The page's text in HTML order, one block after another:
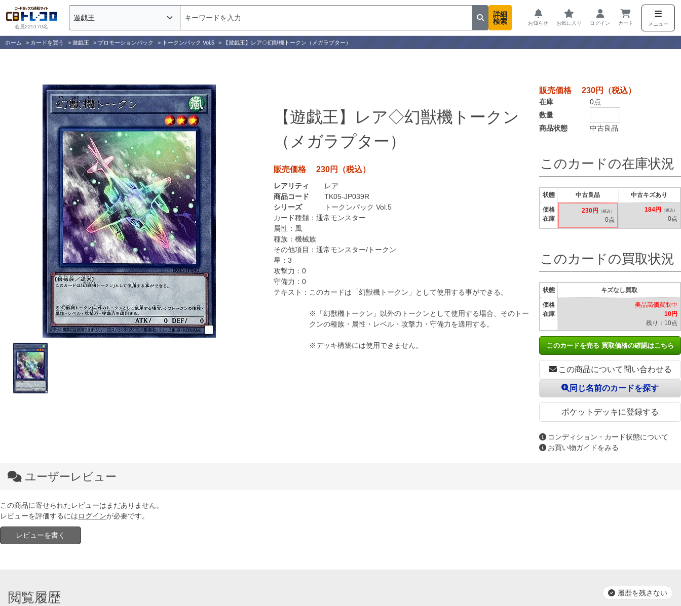
会員225170名
詳細
検索
お知らせ お気に入り ログイン カート メニュー
ホーム > カードを買う > 遊戯王 > プロモーションパック > トークンパック Vol.5 > 【遊戯王】レア◇幻獣機トークン（メガラプター）
【遊戯王】レア◇幻獣機トークン
（メガラプター）
販売価格 230円（税込）
レアリティ
レア
商品コード
TK05-JP039R
シリーズ
トークンパック Vol.5
カード種類： 通常モンスター
属性： 風
種族： 機械族
その他項目： 通常モンスター/トークン
星： 3
攻撃力： 0
守備力： 0
テキスト： このカードは「幻獣機トークン」として使用する事ができる。
※「幻獣機トークン」以外のトークンとして使用する場合、そのトー
クンの種族・属性・レベル・攻撃力・守備力を適用する。
※デッキ構築には使用できません。
販売価格 230円（税込）
商品状態 中古良品
在庫
0点
数量
この商品について問い合わせる
ポケットデッキに登録する
同じ名前のカードを探す
コンディション・カード状態について
お買い物ガイドをみる
このカードの在庫状況
状態
価格
在庫
中古良品
230円 （税込）
0点
中古キズあり
184円 （税込）
0点
このカードの買取状況
状態
価格
在庫
キズなし買取
美品高価買取中
10円
残り：10点
このカードを売る 買取価格の確認はこちら
ユーザーレビュー
この商品に寄せられたレビューはまだありません。
レビューを評価するにはログインが必要です。
レビューを書く
閲覧履歴 履歴を残さない